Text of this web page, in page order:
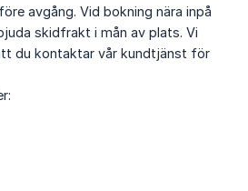
avgång. Vid bokning nära inpå
skidfrakt i mån av plats. Vi
du kontaktar vår kundtjänst för